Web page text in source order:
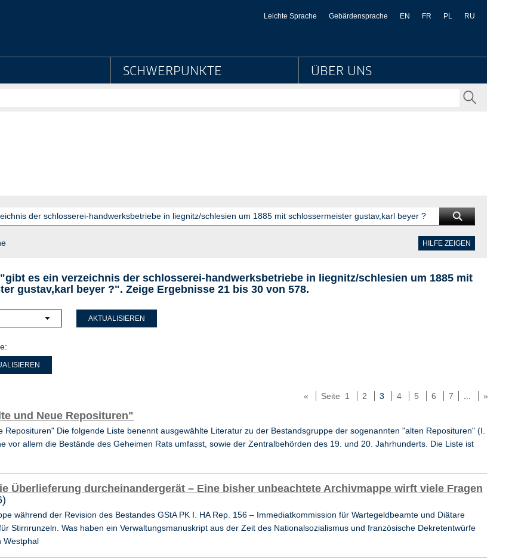
Preußischer Kulturbesitz
Leichte Sprache Gebärdensprache EN FR PL RU
SCHWERPUNKTE ÜBER UNS
HILFE ZEIGEN
es ein verzeichnis der schlosserei-handwerksbetriebe in liegnitz/schlesien um 1885 mit
gustav,karl beyer ?". Zeige Ergebnisse 21 bis 30 von 578.
AKTUALISIEREN
« Seite 1 2 3 4 5 6 7 »
und Neue Reposituren"
Reposituren" Die folgende Liste benennt ausgewählte Literatur zu der Bestandsgruppe der sogenannten "alten Reposituren" (I.
vor allem die Bestände des Geheimen Rats umfasst, sowie der Zentralbehörden des 19. und 20. Jahrhunderts. Die Liste ist
Überlieferung durcheinandergerät – Eine bisher unbeachtete Archivmappe wirft viele Fragen
während der Revision des Bestandes GStA PK I. HA Rep. 156 – Immediatkommission für Wartegeldbeamte und Diätare
Stirnrunzeln. Was haben ein Verwaltungsmanuskript aus der Zeit des Nationalsozialismus und französische Dekretentwürfe
Westphal